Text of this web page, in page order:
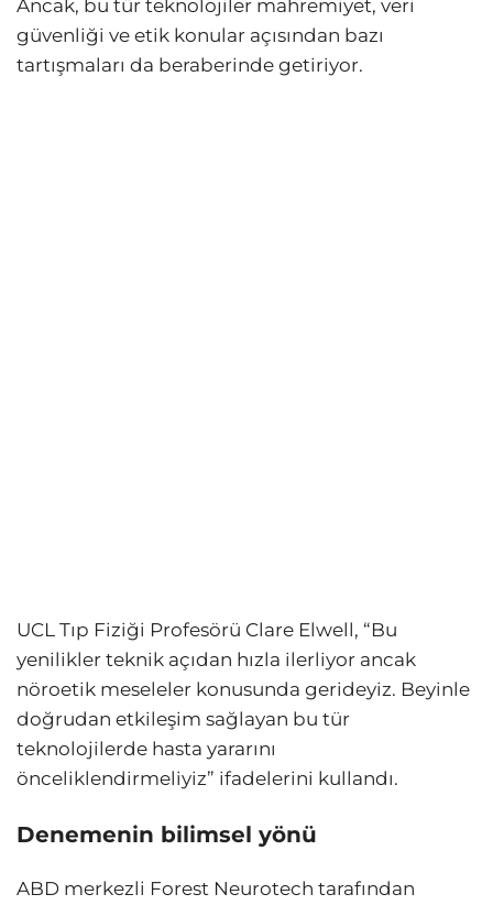
Ancak, bu tür teknolojiler mahremiyet, veri
güvenliği ve etik konular açısından bazı
tartışmaları da beraberinde getiriyor.
UCL Tıp Fiziği Profesörü Clare Elwell, “Bu
yenilikler teknik açıdan hızla ilerliyor ancak
nöroetik meseleler konusunda gerideyiz. Beyinle
doğrudan etkileşim sağlayan bu tür
teknolojilerde hasta yararını
önceliklendirmeliyiz” ifadelerini kullandı.
Denemenin bilimsel yönü
ABD merkezli Forest Neurotech tarafından